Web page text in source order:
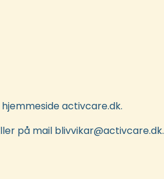
activcare.dk.
på mail blivvikar@activcare.dk.